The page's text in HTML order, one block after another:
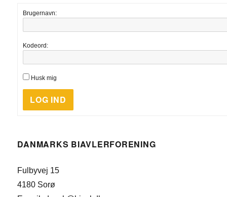
Brugernavn:
Kodeord:
Husk mig
LOG IND
DANMARKS BIAVLERFORENING
Fulbyvej 15
4180 Sorø